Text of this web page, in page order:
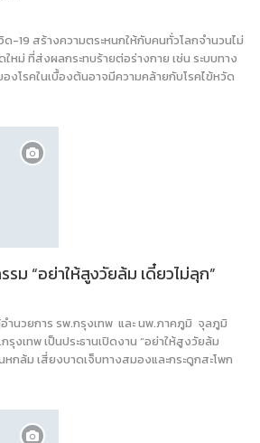
ด-19 สร้างความตระหนกให้กับคนทั่วโลกจำนวนไม่
หม่ ที่ส่งผลกระทบร้ายต่อร่างกาย เช่น ระบบทาง
งโรคในเบื้องต้นอาจมีความคล้ายกับโรคไข้หวัด
ม “อย่าให้สูงวัยล้ม เดี๋ยวไม่ลุก”
ำนวยการ รพ.กรุงเทพ และ นพ.ภาคภูมิ จุลภูมิ
งเทพ เป็นประธานเปิดงาน “อย่าให้สูงวัยล้ม
กล้ม เสี่ยงบาดเจ็บทางสมองและกระดูกสะโพก